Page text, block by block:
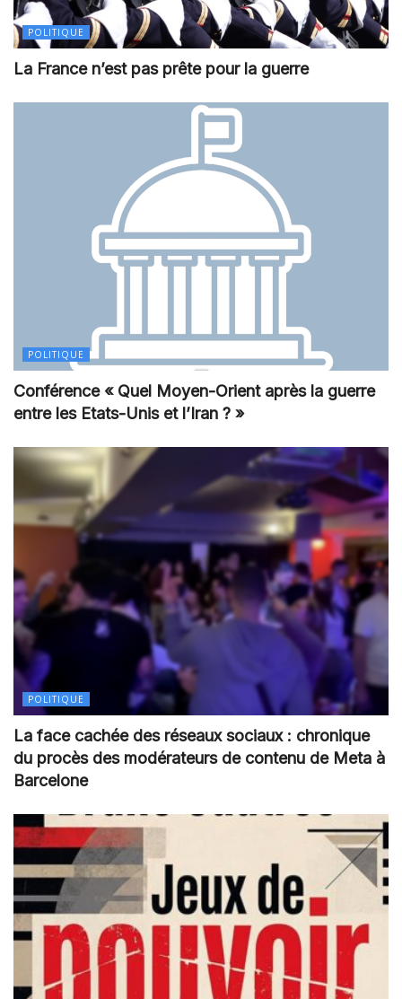
POLITIQUE
La France n’est pas prête pour la guerre
POLITIQUE
Conférence « Quel Moyen-Orient après la guerre
entre les Etats-Unis et l’Iran ? »
POLITIQUE
La face cachée des réseaux sociaux : chronique
du procès des modérateurs de contenu de Meta à
Barcelone